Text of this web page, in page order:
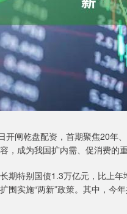
闸乾盘配资，首期聚焦20年
，成为我国扩内需、促消费的
特别国债1.3万亿元，比上年
围实施“两新”政策。其中，今
-34.08 -0.24%